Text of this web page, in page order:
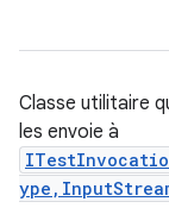
Classe utilitaire
les envoie à